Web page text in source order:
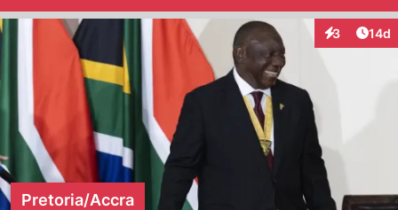
3
Interaktionen
14d
Pretoria/Accra